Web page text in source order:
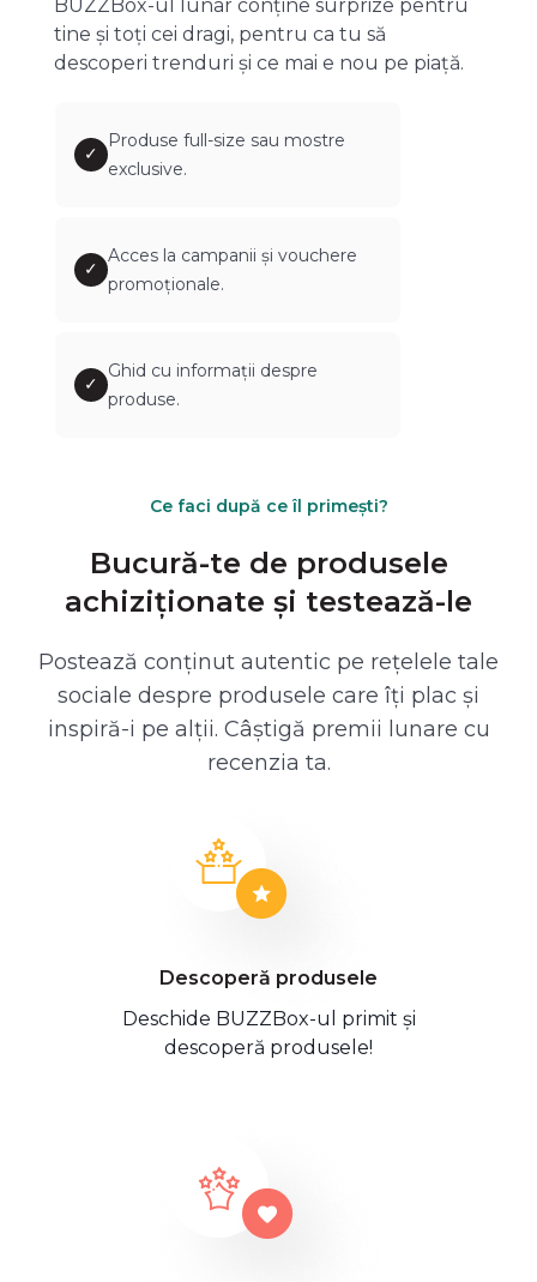
BUZZBox-ul lunar conține surprize pentru
tine și toți cei dragi, pentru ca tu să
descoperi trenduri și ce mai e nou pe piață.
✓
Produse full-size sau mostre
exclusive.
✓
Acces la campanii și vouchere
promoționale.
✓
Ghid cu informații despre
produse.
Ce faci după ce îl primești?
Bucură-te de produsele
achiziționate și testează-le
Postează conținut autentic pe rețelele tale
sociale despre produsele care îți plac și
inspiră-i pe alții. Câștigă premii lunare cu
recenzia ta.
Descoperă produsele
Deschide BUZZBox-ul primit și
descoperă produsele!